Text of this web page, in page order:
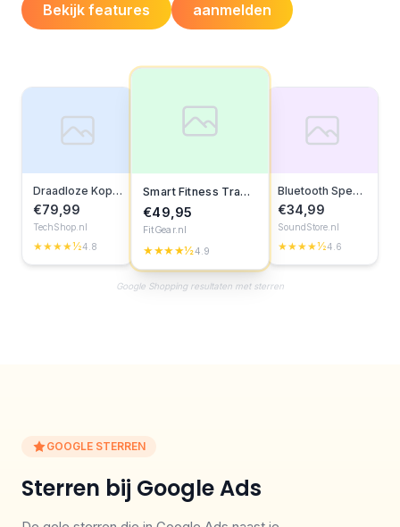
Draadloze Koptelefoon
€79,99
TechShop.nl
★★★★½4.8
Smart Fitness Tracker
€49,95
FitGear.nl
★★★★½4.9
Bluetooth Speaker
€34,99
SoundStore.nl
★★★★½4.6
Google Shopping resultaten met sterren
Bekijk features aanmelden
GOOGLE STERREN
Sterren bij Google Ads